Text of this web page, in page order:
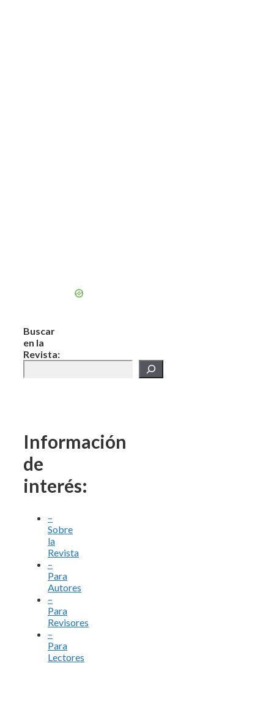
Buscar
en la
Revista:
Información
de
interés:
–
Sobre
la
Revista
–
Para
Autores
–
Para
Revisores
–
Para
Lectores